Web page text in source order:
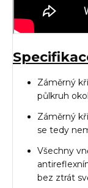
Záměrný
půlkruh
Záměrný
se tedy
Všechny
bez ztrát